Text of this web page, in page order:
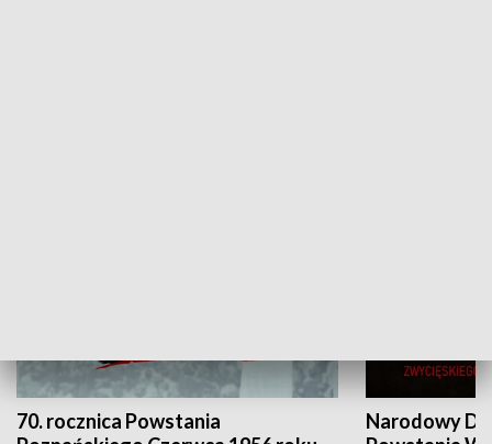
70. rocznica Powstania
Narodowy